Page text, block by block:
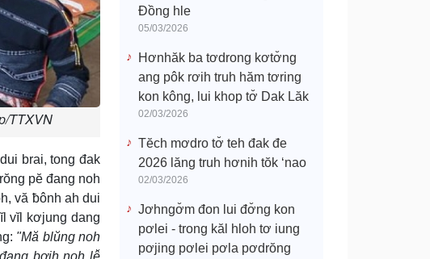
TTXVN
brai, tong đak
pĕ đang noh
vă ƀônh ah dui
vĭl kơjung dang
"Mă blŭng noh
Đồng hle
05/03/2026
Hơnhăk ba tơdrong kơtơ̆ng
ang pôk rơih truh hăm tơring
kon kông, lui khop tơ̆ Dak Lăk
02/03/2026
Tĕch mơdro tơ̆ teh đak đe
2026 lăng truh hơnih tŏk ‘nao
02/03/2026
Jơhngơ̆m đon lui đơ̆ng kon
pơlei - trong kăl hloh tơ iung
pơjing pơlei pơla pơdrŏng